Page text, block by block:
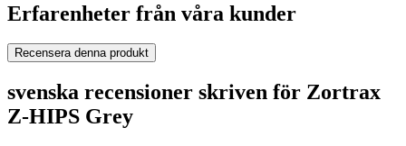
Erfarenheter från våra kunder
Recensera denna produkt
svenska recensioner skriven för Zortrax
Z-HIPS Grey